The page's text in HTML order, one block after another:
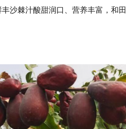
沙棘汁酸甜润口、营养丰富，和